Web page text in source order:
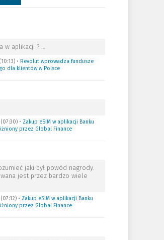
w aplikacji ? …
• Revolut wprowadza fundusze
dla klientów w Polsce
• Zakup eSIM w aplikacji Banku
przez Global Finance
jaki był powód nagrody.
jest przez bardzo wiele
• Zakup eSIM w aplikacji Banku
przez Global Finance